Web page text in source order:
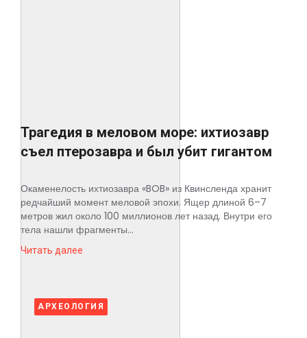
Трагедия в меловом море: ихтиозавр
съел птерозавра и был убит гигантом
Окаменелость ихтиозавра «BOB» из Квинсленда хранит
редчайший момент меловой эпохи. Ящер длиной 6–7
метров жил около 100 миллионов лет назад. Внутри его
тела нашли фрагменты...
Читать далее
АРХЕОЛОГИЯ